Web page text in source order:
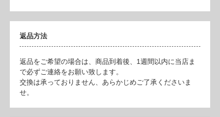
返品方法
返品をご希望の場合は、商品到着後、1週間以内に当店ま
で必ずご連絡をお願い致します。
交換は承っておりません、あらかじめご了承くださいま
せ。